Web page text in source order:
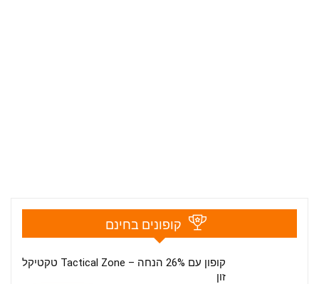
קופונים בחינם
קופון עם 26% הנחה – Tactical Zone טקטיקל
זון